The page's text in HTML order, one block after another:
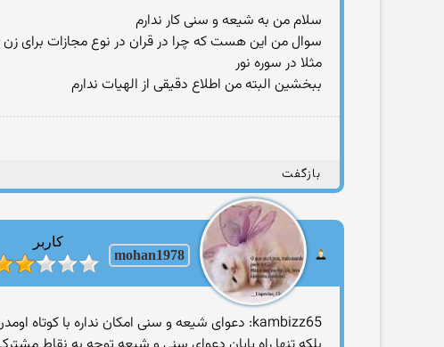
سلام من به شیعه و سنی کار ندارم
سوال من این هست که چرا در قران در نوع مجازات برای
مثلا در سوره نور
ببخشین البته من اطلاع دقیقی از الهیات ندارم
بازگفت
mohan1978
کاربر
kambizz65: دعوای شیعه و سنی امکان نداره با کوتاه اومدن ما شیعیان از حقانیت حضرت امیر یا اهل سنت از جناب ابوبکر وجناب عمر پایان بپذیره ...